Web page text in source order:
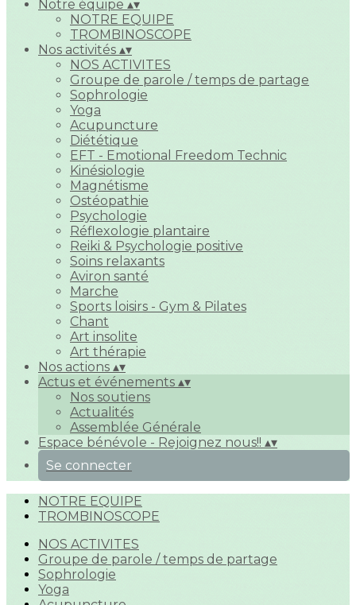
Notre équipe ▴▾
NOTRE EQUIPE
TROMBINOSCOPE
Nos activités ▴▾
NOS ACTIVITES
Groupe de parole / temps de partage
Sophrologie
Yoga
Acupuncture
Diététique
EFT - Emotional Freedom Technic
Kinésiologie
Magnétisme
Ostéopathie
Psychologie
Réflexologie plantaire
Reiki & Psychologie positive
Soins relaxants
Aviron santé
Marche
Sports loisirs - Gym & Pilates
Chant
Art insolite
Art thérapie
Nos actions ▴▾
Actus et événements ▴▾
Nos soutiens
Actualités
Assemblée Générale
Espace bénévole - Rejoignez nous!! ▴▾
Se connecter
NOTRE EQUIPE
TROMBINOSCOPE
NOS ACTIVITES
Groupe de parole / temps de partage
Sophrologie
Yoga